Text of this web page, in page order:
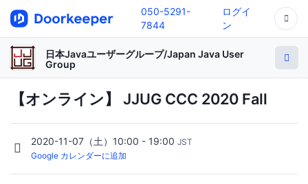
050-5291-
7844
ログイ
ン
日本Javaユーザーグループ/Japan Java User
Group
【オンライン】 JJUG CCC 2020 Fall
2020-11-07（土）10:00 - 19:00 JST
Google カレンダーに追加